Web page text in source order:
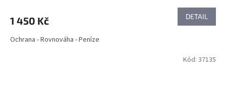
1 450 Kč DETAIL
Ochrana - Rovnováha - Peníze
Kód: 37135